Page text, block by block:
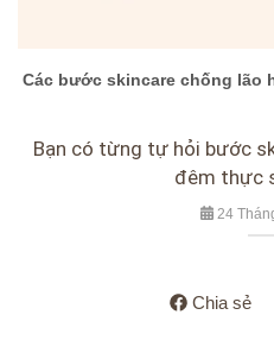
Các bước skincare chống lão
Bạn có từng tự hỏi bước
đêm thực
24
Chia sẻ